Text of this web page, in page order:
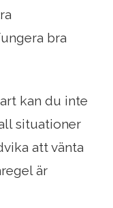
bra
kan du inte
situationer
att vänta
är